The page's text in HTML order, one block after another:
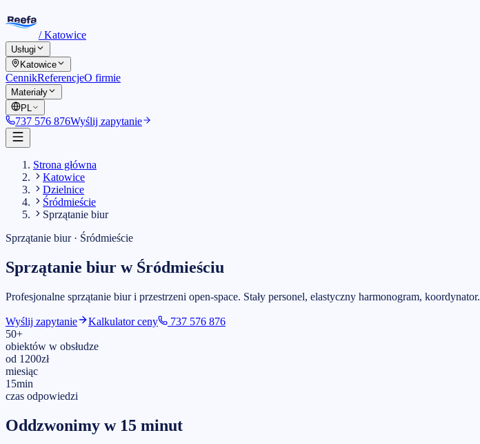
/Katowice
Usługi
Katowice
CennikReferencjeO firmie
Materiały
PL
737 576 876Wyślij zapytanie
Strona główna
Katowice
Dzielnice
Śródmieście
Sprzątanie biur
Sprzątanie biur· Śródmieście
Sprzątanie biur w Śródmieściu
Profesjonalne sprzątanie biur i przestrzeni open-space. Stały personel, elastyczny harmonogram, koordynator.
Wyślij zapytanie Kalkulator ceny
737 576 876
50+
obiektów w obsłudze
od 1200zł
miesiąc
15min
czas odpowiedzi
Oddzwonimy w 15 minut